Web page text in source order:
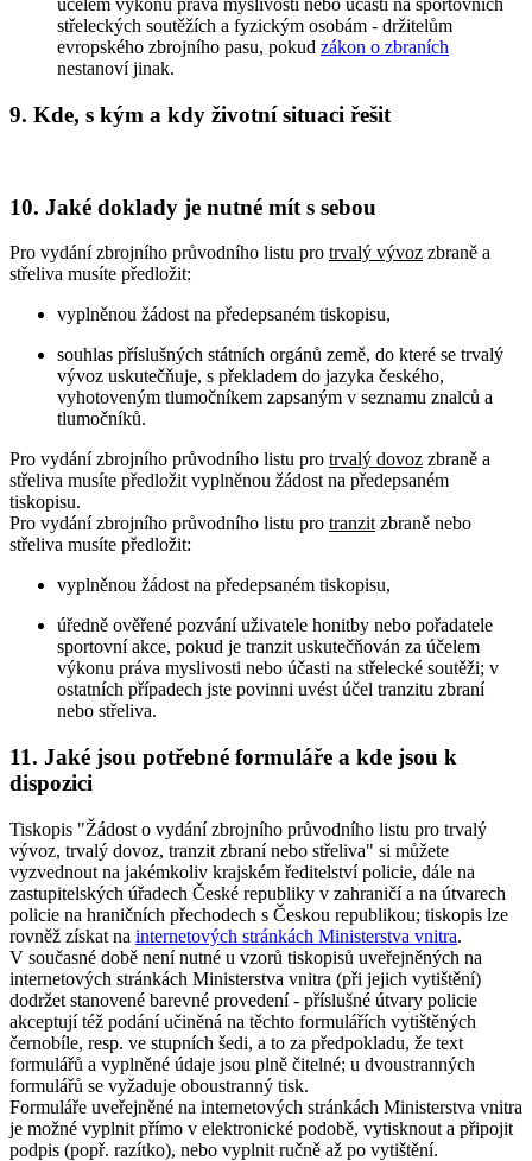
účelem výkonu práva myslivosti nebo účasti na sportovních
střeleckých soutěžích a fyzickým osobám - držitelům
evropského zbrojního pasu, pokud zákon o zbraních
nestanoví jinak.
9. Kde, s kým a kdy životní situaci řešit
10. Jaké doklady je nutné mít s sebou
Pro vydání zbrojního průvodního listu pro trvalý vývoz zbraně a
střeliva musíte předložit:
vyplněnou žádost na předepsaném tiskopisu,
souhlas příslušných státních orgánů země, do které se trvalý
vývoz uskutečňuje, s překladem do jazyka českého,
vyhotoveným tlumočníkem zapsaným v seznamu znalců a
tlumočníků.
Pro vydání zbrojního průvodního listu pro trvalý dovoz zbraně a
střeliva musíte předložit vyplněnou žádost na předepsaném
tiskopisu.
Pro vydání zbrojního průvodního listu pro tranzit zbraně nebo
střeliva musíte předložit:
vyplněnou žádost na předepsaném tiskopisu,
úředně ověřené pozvání uživatele honitby nebo pořadatele
sportovní akce, pokud je tranzit uskutečňován za účelem
výkonu práva myslivosti nebo účasti na střelecké soutěži; v
ostatních případech jste povinni uvést účel tranzitu zbraní
nebo střeliva.
11. Jaké jsou potřebné formuláře a kde jsou k
dispozici
Tiskopis "Žádost o vydání zbrojního průvodního listu pro trvalý
vývoz, trvalý dovoz, tranzit zbraní nebo střeliva" si můžete
vyzvednout na jakémkoliv krajském ředitelství policie, dále na
zastupitelských úřadech České republiky v zahraničí a na útvarech
policie na hraničních přechodech s Českou republikou; tiskopis lze
rovněž získat na internetových stránkách Ministerstva vnitra.
V současné době není nutné u vzorů tiskopisů uveřejněných na
internetových stránkách Ministerstva vnitra (při jejich vytištění)
dodržet stanovené barevné provedení - příslušné útvary policie
akceptují též podání učiněná na těchto formulářích vytištěných
černobíle, resp. ve stupních šedi, a to za předpokladu, že text
formulářů a vyplněné údaje jsou plně čitelné; u dvoustranných
formulářů se vyžaduje oboustranný tisk.
Formuláře uveřejněné na internetových stránkách Ministerstva vnitra
je možné vyplnit přímo v elektronické podobě, vytisknout a připojit
podpis (popř. razítko), nebo vyplnit ručně až po vytištění.